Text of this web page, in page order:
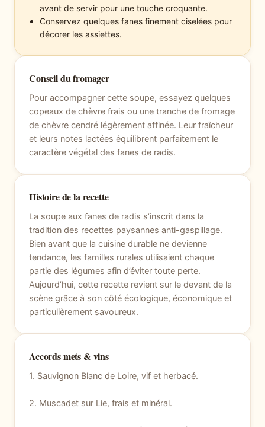
avant de servir pour une touche croquante.
Conservez quelques fanes finement ciselées pour
décorer les assiettes.
Conseil du fromager
Pour accompagner cette soupe, essayez quelques
copeaux de chèvre frais ou une tranche de fromage
de chèvre cendré légèrement affinée. Leur fraîcheur
et leurs notes lactées équilibrent parfaitement le
caractère végétal des fanes de radis.
Histoire de la recette
La soupe aux fanes de radis s’inscrit dans la
tradition des recettes paysannes anti-gaspillage.
Bien avant que la cuisine durable ne devienne
tendance, les familles rurales utilisaient chaque
partie des légumes afin d’éviter toute perte.
Aujourd’hui, cette recette revient sur le devant de la
scène grâce à son côté écologique, économique et
particulièrement savoureux.
Accords mets & vins
1. Sauvignon Blanc de Loire, vif et herbacé.
2. Muscadet sur Lie, frais et minéral.